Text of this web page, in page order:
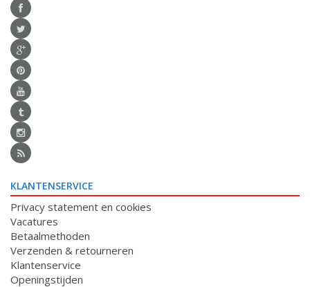
KLANTENSERVICE
Privacy statement en cookies
Vacatures
Betaalmethoden
Verzenden & retourneren
Klantenservice
Openingstijden